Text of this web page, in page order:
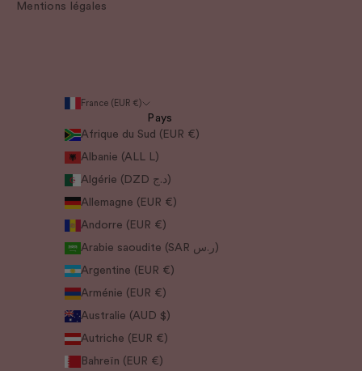
Mentions légales
France (EUR €)
Pays
Afrique du Sud (EUR €)
Albanie (ALL L)
Algérie (DZD د.ج)
Allemagne (EUR €)
Andorre (EUR €)
Arabie saoudite (SAR ر.س)
Argentine (EUR €)
Arménie (EUR €)
Australie (AUD $)
Autriche (EUR €)
Bahreïn (EUR €)